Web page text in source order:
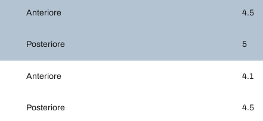
Anteriore 4.5
Posteriore 5
Anteriore 4.1
Posteriore 4.5